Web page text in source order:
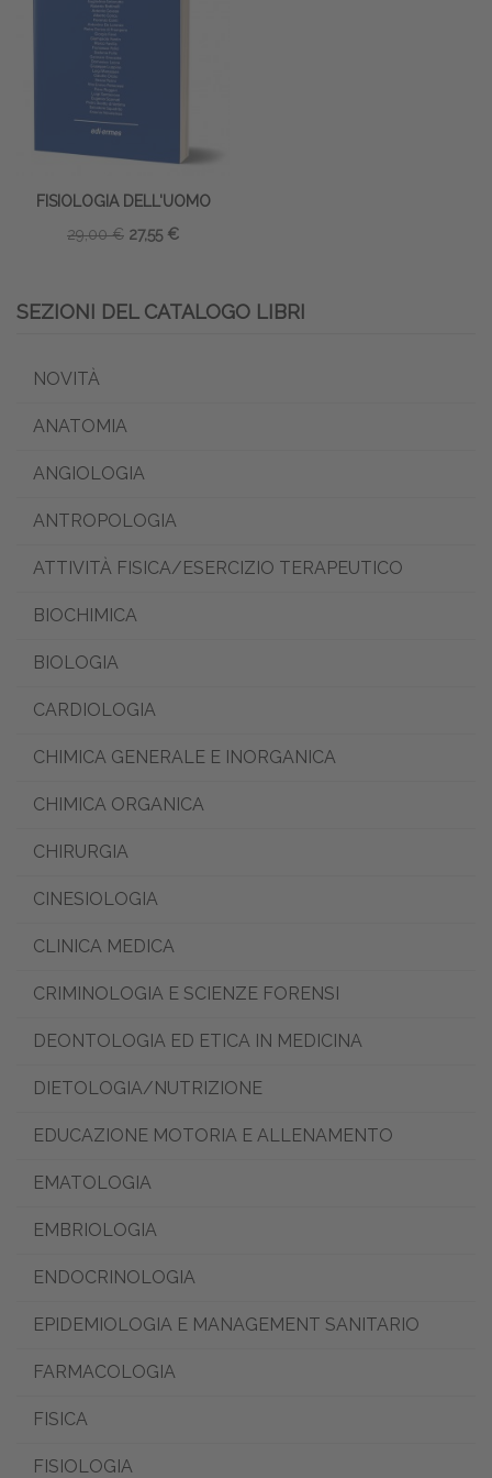
FISIOLOGIA DELL'UOMO
29,00 € 27,55 €
SEZIONI DEL CATALOGO LIBRI
NOVITÀ
ANATOMIA
ANGIOLOGIA
ANTROPOLOGIA
ATTIVITÀ FISICA/ESERCIZIO TERAPEUTICO
BIOCHIMICA
BIOLOGIA
CARDIOLOGIA
CHIMICA GENERALE E INORGANICA
CHIMICA ORGANICA
CHIRURGIA
CINESIOLOGIA
CLINICA MEDICA
CRIMINOLOGIA E SCIENZE FORENSI
DEONTOLOGIA ED ETICA IN MEDICINA
DIETOLOGIA/NUTRIZIONE
EDUCAZIONE MOTORIA E ALLENAMENTO
EMATOLOGIA
EMBRIOLOGIA
ENDOCRINOLOGIA
EPIDEMIOLOGIA E MANAGEMENT SANITARIO
FARMACOLOGIA
FISICA
FISIOLOGIA